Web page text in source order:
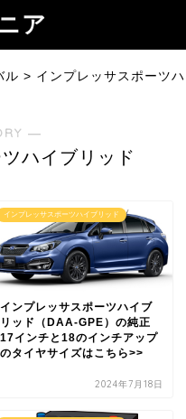
ア
ル > インプレッサスポーツハ
―
ハイブリッド
インプレッサスポーツハイブリッド
インプレッサスポーツハイブ
リッド（DAA-GPE）の純正
17インチと18のインチアップ
のタイヤサイズはこちら>>
2024年7月18日